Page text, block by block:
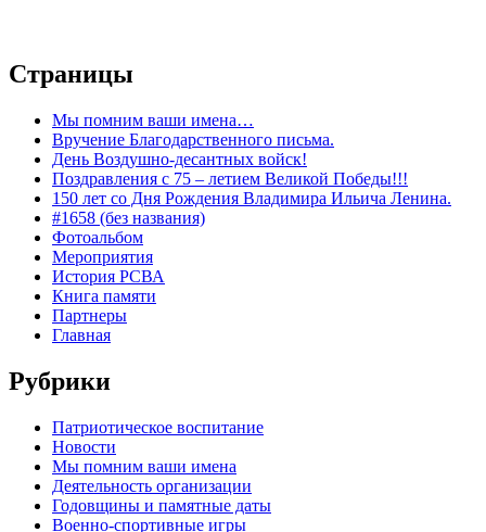
Страницы
Мы помним ваши имена…
Вручение Благодарственного письма.
День Воздушно-десантных войск!
Поздравления с 75 – летием Великой Победы!!!
150 лет со Дня Рождения Владимира Ильича Ленина.
#1658 (без названия)
Фотоальбом
Мероприятия
История РСВА
Книга памяти
Партнеры
Главная
Рубрики
Патриотическое воспитание
Новости
Мы помним ваши имена
Деятельность организации
Годовщины и памятные даты
Военно-спортивные игры